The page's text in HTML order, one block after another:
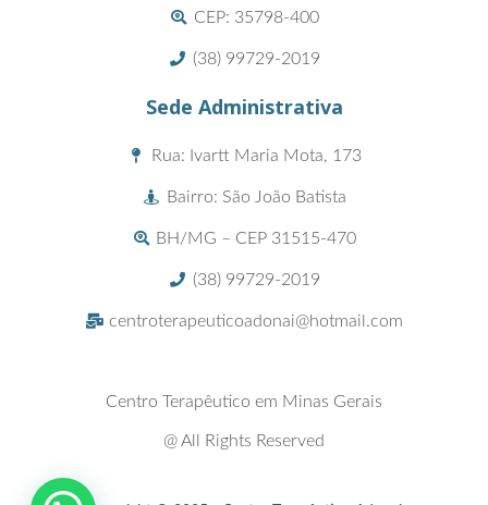
CEP: 35798-400
(38) 99729-2019
Sede Administrativa
Rua: Ivartt Maria Mota, 173
Bairro: São João Batista
BH/MG – CEP 31515-470
(38) 99729-2019
centroterapeuticoadonai@hotmail.com
Centro Terapêutico em Minas Gerais
@ All Rights Reserved